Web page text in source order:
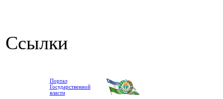
Ссылки
Портал
Государственной
власти